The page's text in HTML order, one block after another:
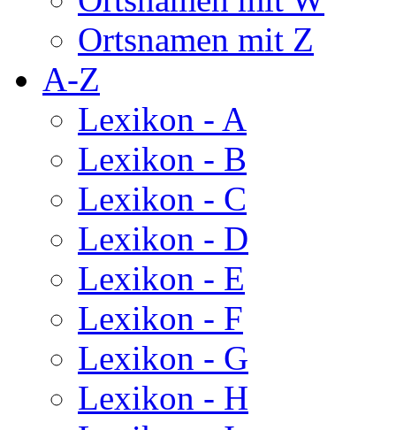
Ortsnamen mit Z
A-Z
Lexikon - A
Lexikon - B
Lexikon - C
Lexikon - D
Lexikon - E
Lexikon - F
Lexikon - G
Lexikon - H